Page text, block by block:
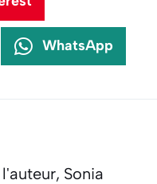
WhatsApp
Sonia